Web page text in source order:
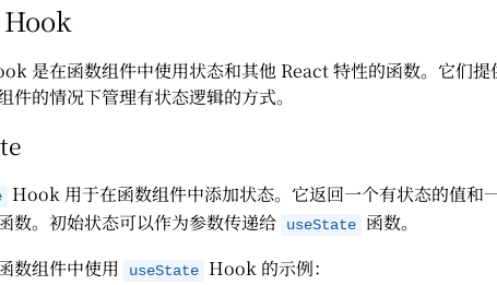
是在函数组件中使用状态和其他 React 特性的函数。它们提
件的情况下管理有状态逻辑的方式。
Hook 用于在函数组件中添加状态。它返回一个有状态的值和
数。初始状态可以作为参数传递给
useState
函数。
数组件中使用
useState Hook 的示例：